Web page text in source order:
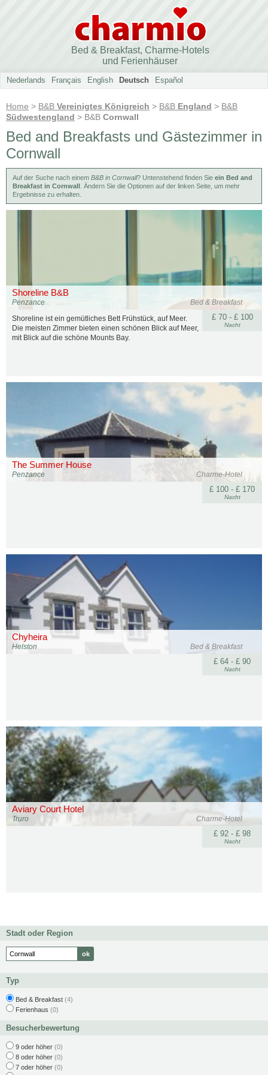
Bed & Breakfast, Charme-Hotels
und Ferienhäuser
Nederlands Français English Deutsch Español
Home > B&B Vereinigtes Königreich > B&B England > B&B
Südwestengland > B&B Cornwall
Bed and Breakfasts und Gästezimmer in
Cornwall
Auf der Suche nach einem B&B in Cornwall? Untenstehend finden Sie ein Bed and
Breakfast in Cornwall . Ändern Sie die Optionen auf der linken Seite, um mehr
Ergebnisse zu erhalten.
Shoreline B&B
Bed & Breakfast
Penzance
£ 70 - £ 100
Nacht
Shoreline ist ein gemütliches Bett Frühstück, auf Meer.
Die meisten Zimmer bieten einen schönen Blick auf Meer,
mit Blick auf die schöne Mounts Bay.
The Summer House
Charme-Hotel
Penzance
£ 100 - £ 170
Nacht
Chyheira
Bed & Breakfast
Helston
£ 64 - £ 90
Nacht
Aviary Court Hotel
Charme-Hotel
Truro
£ 92 - £ 98
Nacht
Stadt oder Region
Typ
Bed & Breakfast (4)
Ferienhaus (0)
Besucherbewertung
9 oder höher (0)
8 oder höher (0)
7 oder höher (0)